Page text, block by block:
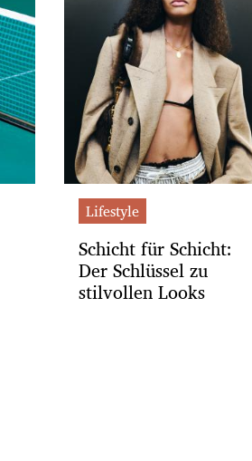
Lifestyle
Schicht für Schicht:
Der Schlüssel zu
stilvollen Looks